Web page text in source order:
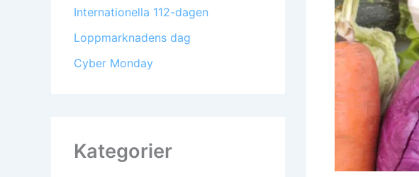
Internationella 112-dagen
Loppmarknadens dag
Cyber Monday
Kategorier